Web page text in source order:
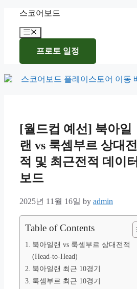
content
스코어보드
Menu
프로토 일정
[월드컵 예선] 북아일
랜 vs 룩셈부르 상대전
적 및 최근전적 데이터
보드
2025년 11월 16일 by admin
Table of Contents
북아일랜 vs 룩셈부르 상대전적
(Head-to-Head)
북아일랜 최근 10경기
룩셈부르 최근 10경기